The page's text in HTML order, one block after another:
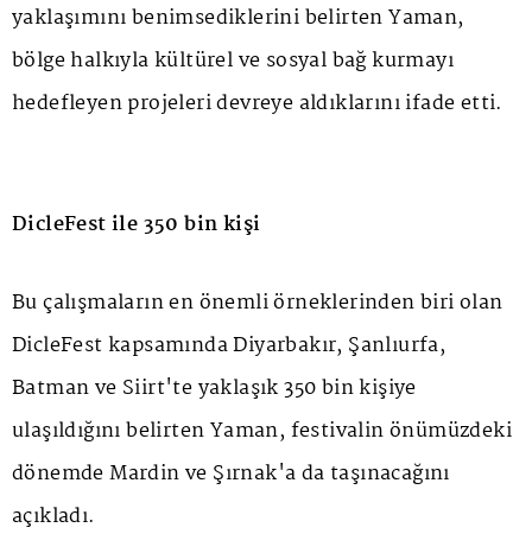
yaklaşımını benimsediklerini belirten Yaman,
bölge halkıyla kültürel ve sosyal bağ kurmayı
hedefleyen projeleri devreye aldıklarını ifade etti.
DicleFest ile 350 bin kişi
Bu çalışmaların en önemli örneklerinden biri olan
DicleFest kapsamında Diyarbakır, Şanlıurfa,
Batman ve Siirt'te yaklaşık 350 bin kişiye
ulaşıldığını belirten Yaman, festivalin önümüzdeki
dönemde Mardin ve Şırnak'a da taşınacağını
açıkladı.